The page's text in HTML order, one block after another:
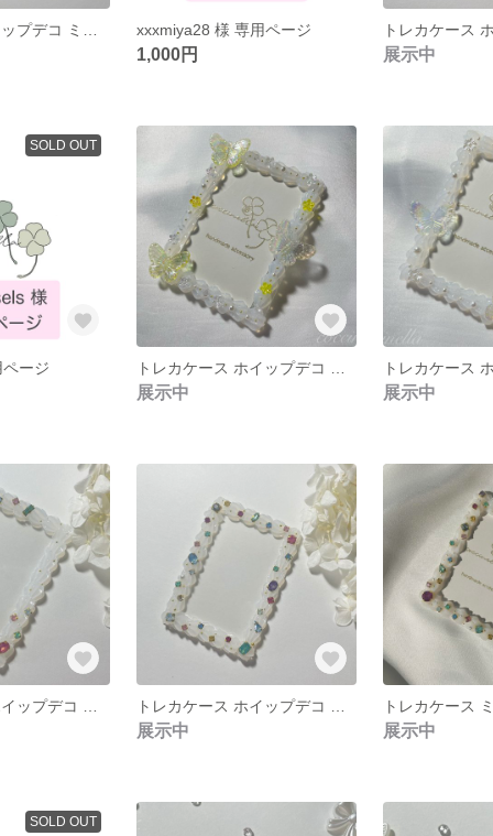
xxxmiya28 様 専用ページ
1,000円 展示中
SOLD OUT
ージ
展示中 展示中
展示中 展示中
SOLD OUT